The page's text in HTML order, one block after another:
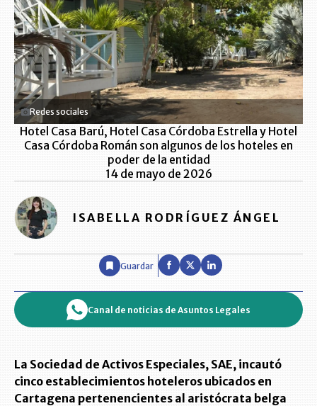
Redes sociales
Hotel Casa Barú, Hotel Casa Córdoba Estrella y Hotel
Casa Córdoba Román son algunos de los hoteles en
poder de la entidad
14 de mayo de 2026
ISABELLA RODRÍGUEZ ÁNGEL
Guardar
Canal de noticias de Asuntos Legales
La Sociedad de Activos Especiales, SAE, incautó
cinco establecimientos hoteleros ubicados en
Cartagena pertenencientes al aristócrata belga